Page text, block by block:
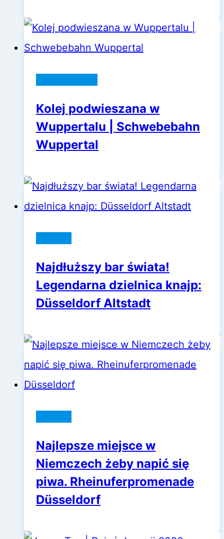
Kolej podwieszana w
Wuppertalu | Schwebebahn
Wuppertal
Najdłuższy bar świata!
Legendarna dzielnica knajp:
Düsseldorf Altstadt
Najlepsze miejsce w
Niemczech żeby napić się
piwa. Rheinuferpromenade
Düsseldorf